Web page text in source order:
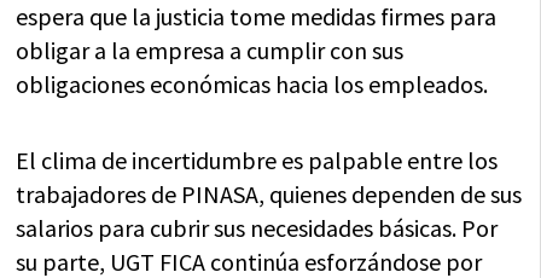
espera que la justicia tome medidas firmes para
obligar a la empresa a cumplir con sus
obligaciones económicas hacia los empleados.
El clima de incertidumbre es palpable entre los
trabajadores de PINASA, quienes dependen de sus
salarios para cubrir sus necesidades básicas. Por
su parte, UGT FICA continúa esforzándose por